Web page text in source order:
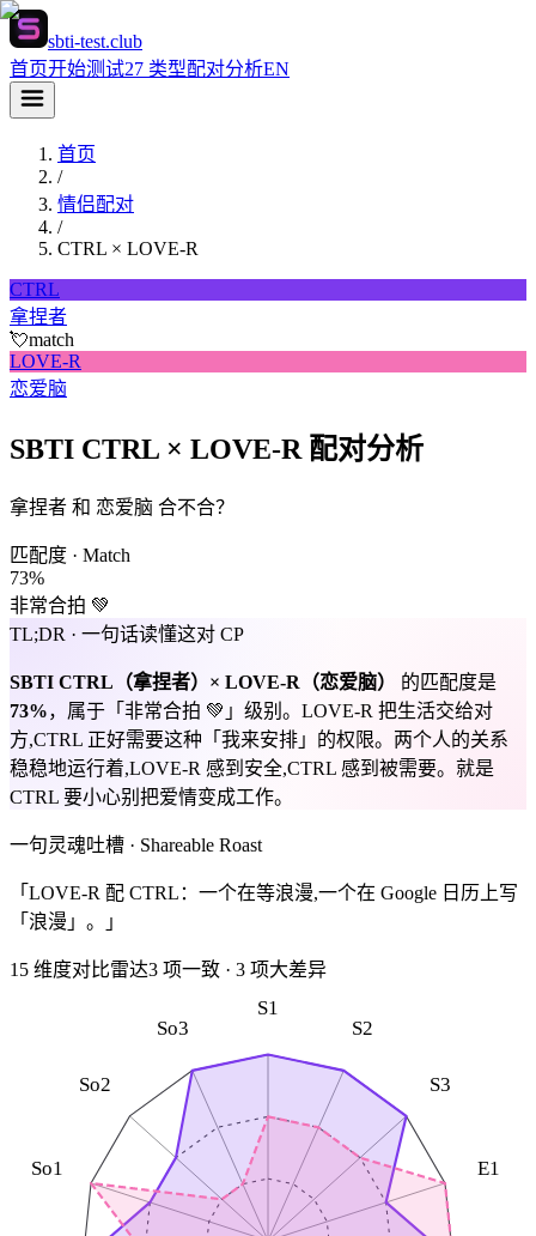
sbti-test.club
首页开始测试27 类型配对分析EN
首页
/
情侣配对
/
CTRL × LOVE-R
CTRL
拿捏者
💘match
LOVE-R
恋爱脑
SBTI CTRL × LOVE-R 配对分析
拿捏者 和 恋爱脑 合不合？
匹配度 · Match
73%
非常合拍 💚
TL;DR · 一句话读懂这对 CP
SBTI CTRL （拿捏者）× LOVE-R （恋爱脑）
的匹配度是
73%，属于「 非常合拍 💚 」级别。 LOVE-R 把生活交给对
方,CTRL 正好需要这种「我来安排」的权限。两个人的关系
稳稳地运行着,LOVE-R 感到安全,CTRL 感到被需要。就是
CTRL 要小心别把爱情变成工作。
一句灵魂吐槽 · Shareable Roast
「LOVE-R 配 CTRL：一个在等浪漫,一个在 Google 日历上写
「浪漫」。」
15 维度对比雷达3 项一致 · 3 项大差异
S1
S2
S3
E1
So1
So2
So3